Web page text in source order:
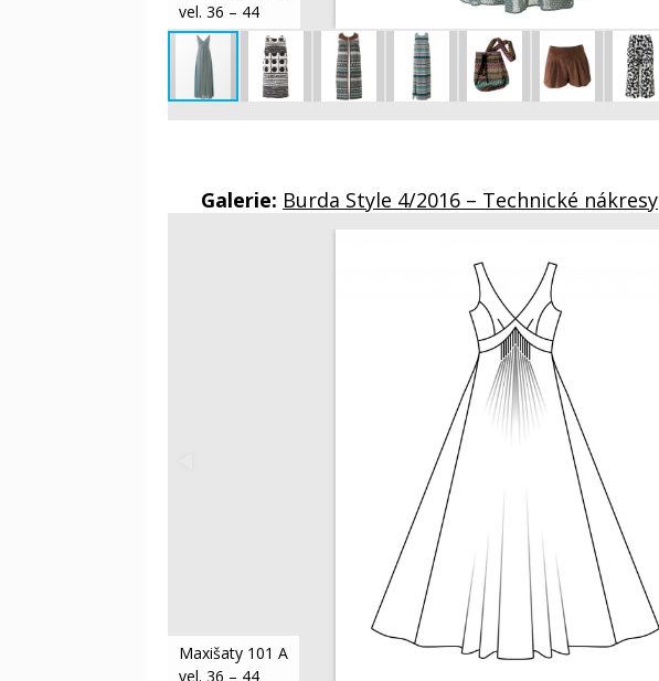
vel. 36 – 44
Galerie: Burda Style 4/2016 – Technické nákresy
Maxišaty 101 A
vel. 36 – 44